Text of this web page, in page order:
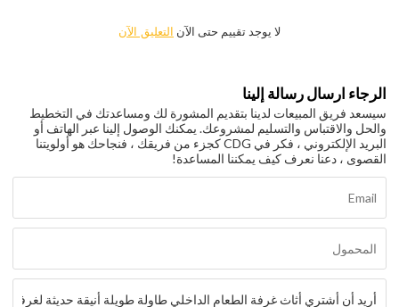
لا يوجد تقييم حتى الآن التعليق الآن
الرجاء ارسال رسالة إلينا
سيسعد فريق المبيعات لدينا بتقديم المشورة لك ومساعدتك في التخطيط
والحل والاقتباس والتسليم لمشروعك. يمكنك الوصول إلينا عبر الهاتف أو
البريد الإلكتروني ، فكر في CDG كجزء من فريقك ، فنجاحك هو أولويتنا
القصوى ، دعنا نعرف كيف يمكننا المساعدة!